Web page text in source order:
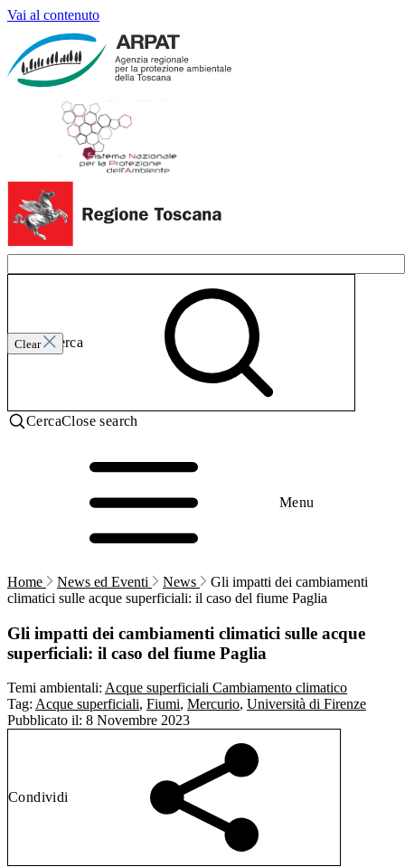
Vai al contenuto
Clear
Invia ricerca
CercaClose search
Menu
Home News ed Eventi News
Gli impatti dei cambiamenti
climatici sulle acque superficiali: il caso del fiume Paglia
Gli impatti dei cambiamenti climatici sulle acque
superficiali: il caso del fiume Paglia
Temi ambientali: Acque superficiali Cambiamento climatico
Tag: Acque superficiali, Fiumi, Mercurio, Università di Firenze
Pubblicato il: 8 Novembre 2023
Condividi